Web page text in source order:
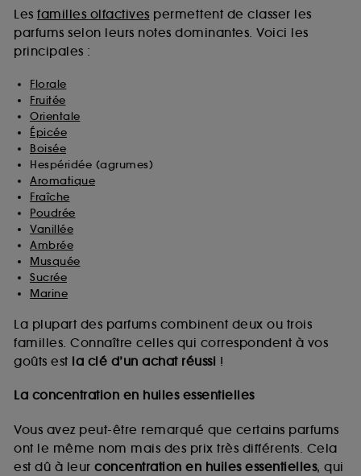
Les familles olfactives permettent de classer les
parfums selon leurs notes dominantes. Voici les
principales :
Florale
Fruitée
Orientale
Épicée
Boisée
Hespéridée (agrumes)
Aromatique
Fraîche
Poudrée
Vanillée
Ambrée
Musquée
Sucrée
Marine
La plupart des parfums combinent deux ou trois
familles. Connaître celles qui correspondent à vos
goûts est la clé d’un achat réussi !
La concentration en huiles essentielles
Vous avez peut-être remarqué que certains parfums
ont le même nom mais des prix très différents. Cela
est dû à leur concentration en huiles essentielles, qui
sur "continuer sans accepter". Voous pouvez à tout
moment choisir de retirer votrte consentement. Si vous
souhaitez obtenir plus d'information sur les cookies
utilisés, cliquez